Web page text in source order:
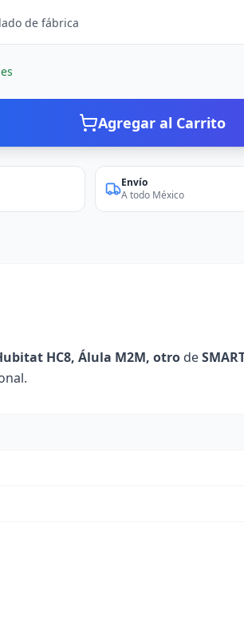
de fábrica
s
Agregar al Carrito
Envío
A todo México
HC8, Álula M2M, otro de